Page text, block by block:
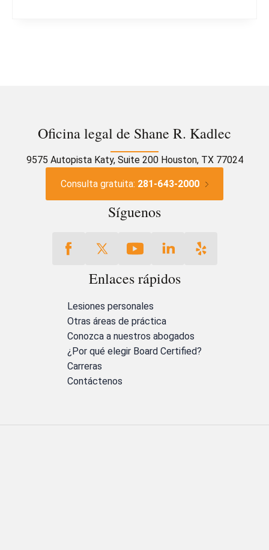
Oficina legal de Shane R. Kadlec
9575 Autopista Katy, Suite 200 Houston, TX 77024
Consulta gratuita: 281-643-2000
Síguenos
Enlaces rápidos
Lesiones personales
Otras áreas de práctica
Conozca a nuestros abogados
¿Por qué elegir Board Certified?
Carreras
Contáctenos